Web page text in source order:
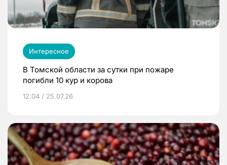
Интересное
В Томской области за сутки при пожаре
погибли 10 кур и корова
12:04 / 25.07.26